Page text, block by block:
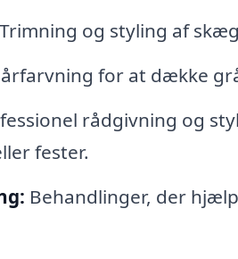
Trimning og styling af
for at dække
rådgivning og
fester.
Behandlinger, der